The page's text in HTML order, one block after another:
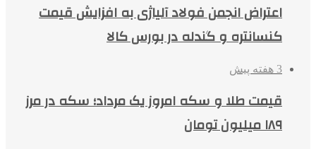
اعتراض انجمن فولاد آلیاژی به افزایش قیمت
کنسانتره و گندله در بورس کالا
3 هفته پیش
قیمت طلا و سکه امروز یک مرداد؛ سکه در مرز
۱۸۹ میلیون تومان